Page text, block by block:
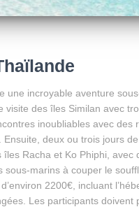
une incroyable aventure
visite des îles Similan avec
inoubliables avec des
deux ou trois jours
Racha et Ko Phiphi, avec
sous-marins à couper le
2200€, incluant
Les participants doivent